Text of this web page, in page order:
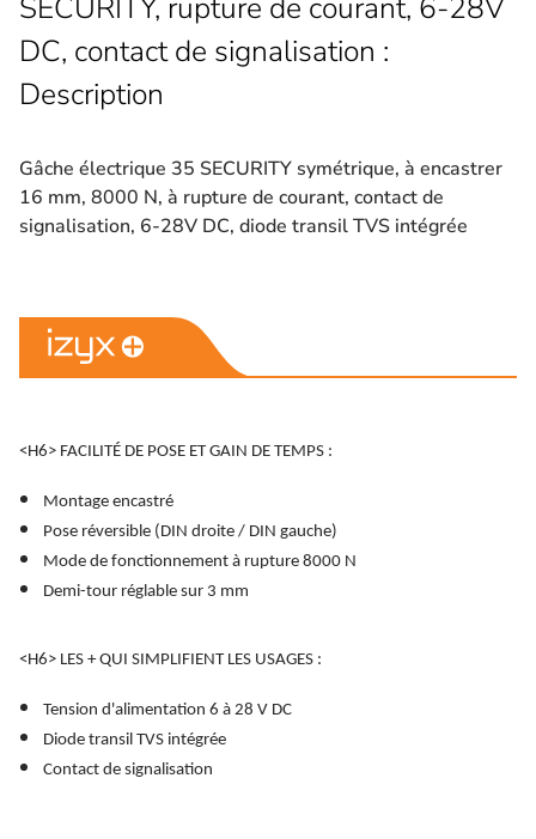
SECURITY, rupture de courant, 6-28V
DC, contact de signalisation :
Description
Gâche électrique 35 SECURITY symétrique, à encastrer
16 mm, 8000 N, à rupture de courant, contact de
signalisation, 6-28V DC, diode transil TVS intégrée
<H6> FACILITÉ DE POSE ET GAIN DE TEMPS :
Montage encastré
Pose réversible (DIN droite / DIN gauche)
Mode de fonctionnement à rupture 8000 N
Demi-tour réglable sur 3 mm
<H6> LES + QUI SIMPLIFIENT LES USAGES :
Tension d'alimentation 6 à 28 V DC
Diode transil TVS intégrée
Contact de signalisation